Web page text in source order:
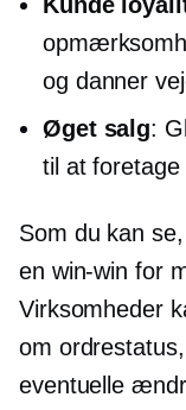
og danner
Øget salg:
til at foretage
Som du kan
en win-win for
Virksomheder
om
eventuelle